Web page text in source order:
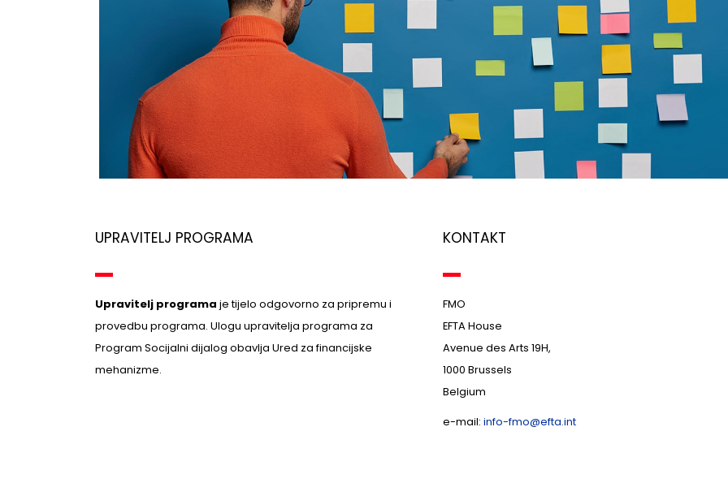
UPRAVITELJ PROGRAMA
Upravitelj programa je tijelo odgovorno za pripremu i
provedbu programa. Ulogu upravitelja programa za
Program Socijalni dijalog obavlja Ured za financijske
mehanizme.
KONTAKT
FMO
EFTA House
Avenue des Arts 19H,
1000 Brussels
Belgium
e-mail: info-fmo@efta.int